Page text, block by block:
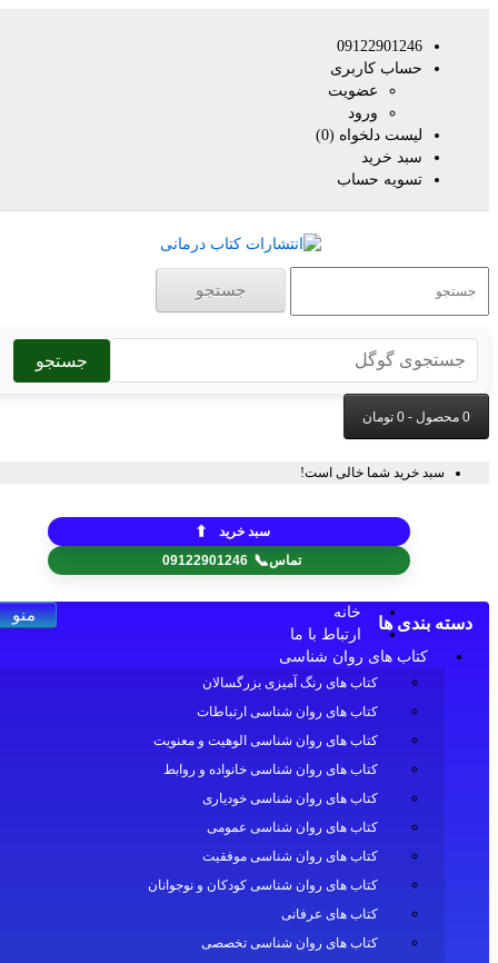
09122901246
حساب کاربری
عضویت
لیست دلخواه (0)
سبد خرید
تسویه حساب
سبد خرید شما خالی است!
09122901246
⬆
بندی ها
خانه
ارتباط با ما
کتاب های روان شناسی
کتاب های رنگ آمیزی بزرگسالان
کتاب های روان شناسی ارتباطات
کتاب های روان شناسی الوهیت و معنویت
کتاب های روان شناسی خانواده و روابط
کتاب های روان شناسی خودیاری
کتاب های روان شناسی عمومی
کتاب های روان شناسی موفقیت
کتاب های روان شناسی کودکان و نوجوانان
کتاب های عرفانی
کتاب های روان شناسی تخصصی